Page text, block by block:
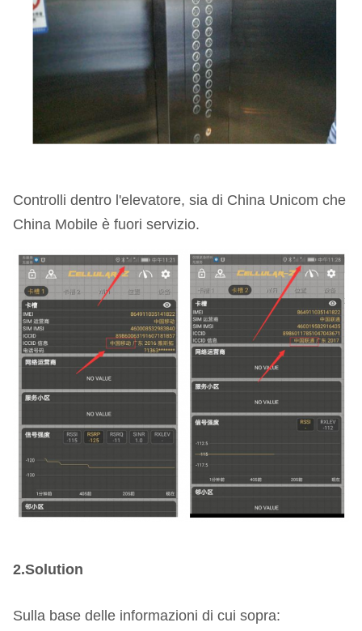
Controlli dentro l'elevatore, sia di China Unicom che
China Mobile è fuori servizio.
2.Solution
Sulla base delle informazioni di cui sopra: